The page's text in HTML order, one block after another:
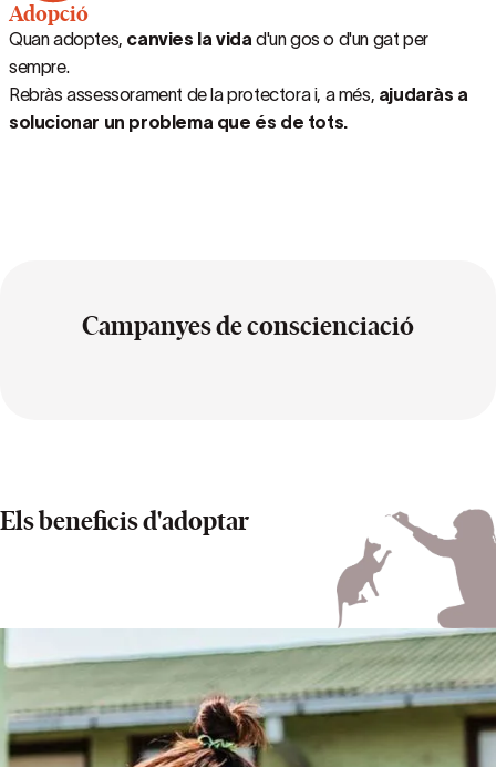
Adopció
Quan adoptes, canvies la vida d'un gos o d'un gat per
sempre.
Rebràs assessorament de la protectora i, a més, ajudaràs a
solucionar un problema que és de tots.
Campanyes de conscienciació
Els beneficis d'adoptar